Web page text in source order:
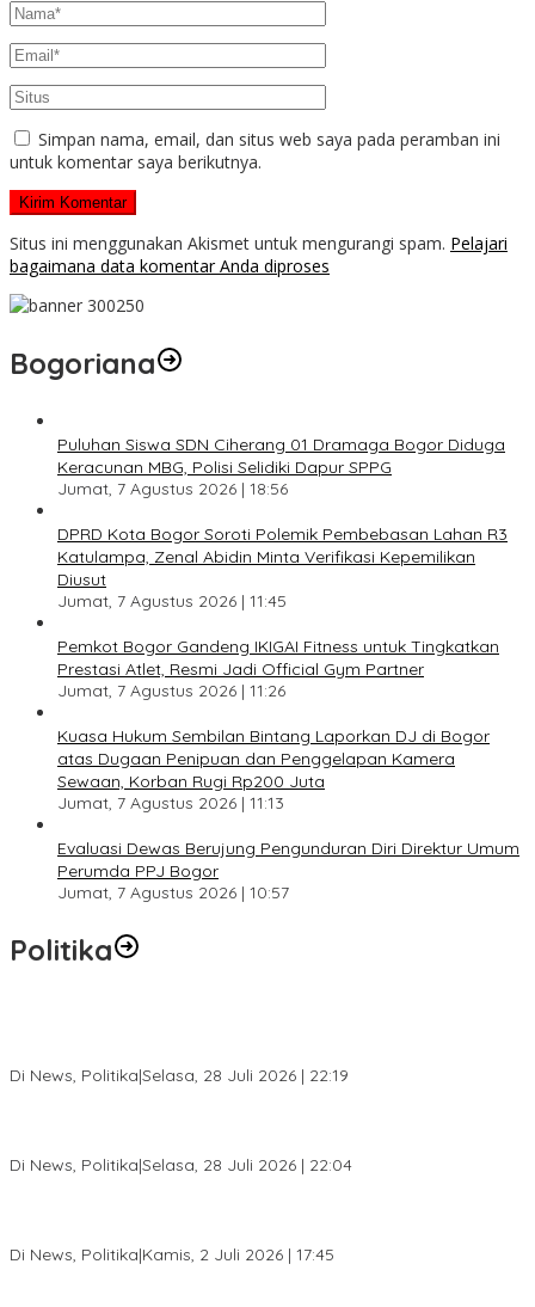
Simpan nama, email, dan situs web saya pada peramban ini
untuk komentar saya berikutnya.
Situs ini menggunakan Akismet untuk mengurangi spam. Pelajari
bagaimana data komentar Anda diproses
Bogoriana
Puluhan Siswa SDN Ciherang 01 Dramaga Bogor Diduga
Keracunan MBG, Polisi Selidiki Dapur SPPG
Jumat, 7 Agustus 2026 | 18:56
DPRD Kota Bogor Soroti Polemik Pembebasan Lahan R3
Katulampa, Zenal Abidin Minta Verifikasi Kepemilikan
Diusut
Jumat, 7 Agustus 2026 | 11:45
Pemkot Bogor Gandeng IKIGAI Fitness untuk Tingkatkan
Prestasi Atlet, Resmi Jadi Official Gym Partner
Jumat, 7 Agustus 2026 | 11:26
Kuasa Hukum Sembilan Bintang Laporkan DJ di Bogor
atas Dugaan Penipuan dan Penggelapan Kamera
Sewaan, Korban Rugi Rp200 Juta
Jumat, 7 Agustus 2026 | 11:13
Evaluasi Dewas Berujung Pengunduran Diri Direktur Umum
Perumda PPJ Bogor
Jumat, 7 Agustus 2026 | 10:57
Politika
Di News, Politika|Selasa, 28 Juli 2026 | 22:19
Di News, Politika|Selasa, 28 Juli 2026 | 22:04
Di News, Politika|Kamis, 2 Juli 2026 | 17:45